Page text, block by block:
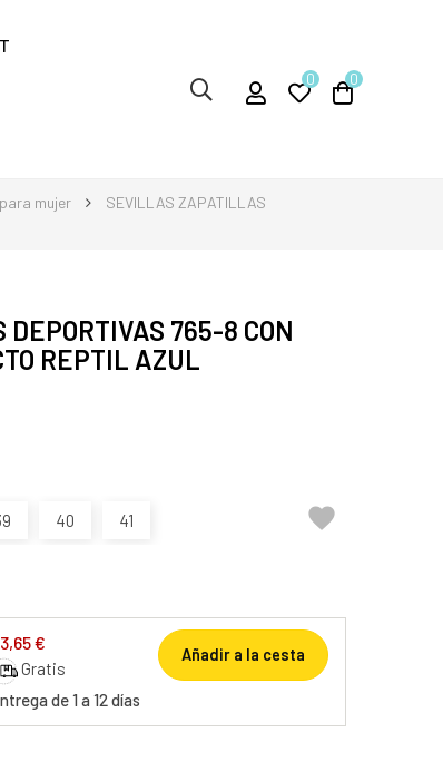
0 0
mujer
SEVILLAS ZAPATILLAS
765-8 CON
REPTIL AZUL
40 41 
€
Gratis
de 1 a 12 días
Añadir a la cesta